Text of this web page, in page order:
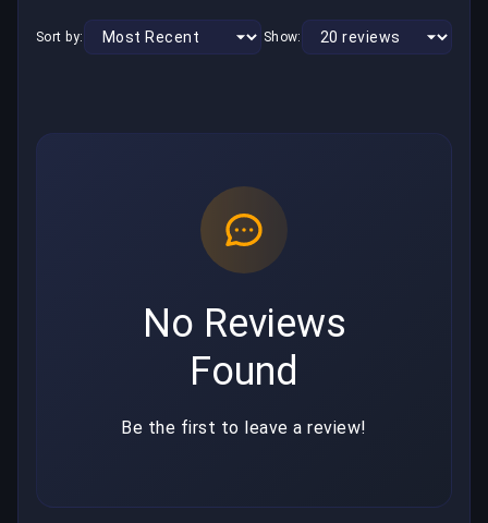
Sort by: Show:
No Reviews
Found
Be the first to leave a review!